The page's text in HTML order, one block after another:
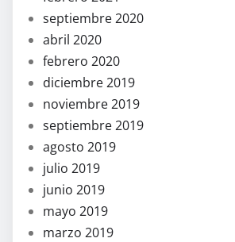
septiembre 2020
abril 2020
febrero 2020
diciembre 2019
noviembre 2019
septiembre 2019
agosto 2019
julio 2019
junio 2019
mayo 2019
marzo 2019